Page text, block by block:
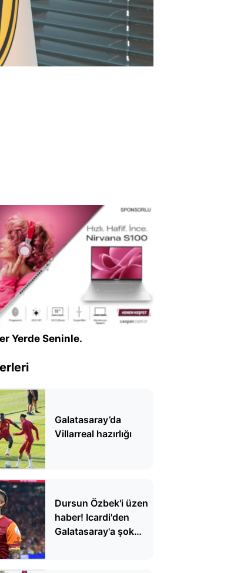
Yerde Seninle.
Galatasaray’da
Villarreal hazırlığı
Dursun Özbek'i üzen
haber! Icardi'den
Galatasaray'a şok